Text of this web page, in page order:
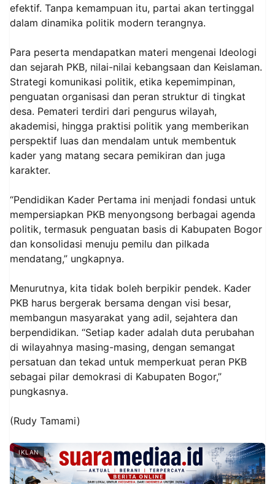
efektif. Tanpa kemampuan itu, partai akan tertinggal
dalam dinamika politik modern terangnya.
Para peserta mendapatkan materi mengenai Ideologi
dan sejarah PKB, nilai-nilai kebangsaan dan Keislaman.
Strategi komunikasi politik, etika kepemimpinan,
penguatan organisasi dan peran struktur di tingkat
desa. Pemateri terdiri dari pengurus wilayah,
akademisi, hingga praktisi politik yang memberikan
perspektif luas dan mendalam untuk membentuk
kader yang matang secara pemikiran dan juga
karakter.
“Pendidikan Kader Pertama ini menjadi fondasi untuk
mempersiapkan PKB menyongsong berbagai agenda
politik, termasuk penguatan basis di Kabupaten Bogor
dan konsolidasi menuju pemilu dan pilkada
mendatang,” ungkapnya.
Menurutnya, kita tidak boleh berpikir pendek. Kader
PKB harus bergerak bersama dengan visi besar,
membangun masyarakat yang adil, sejahtera dan
berpendidikan. “Setiap kader adalah duta perubahan
di wilayahnya masing-masing, dengan semangat
persatuan dan tekad untuk memperkuat peran PKB
sebagai pilar demokrasi di Kabupaten Bogor,”
pungkasnya.
(Rudy Tamami)
IKLAN